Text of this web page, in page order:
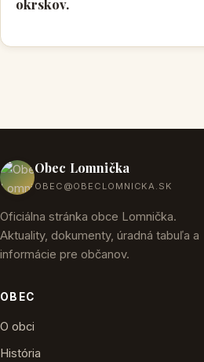
okrskov.
Obec Lomnička
OBEC@OBECLOMNICKA.SK
Oficiálna stránka obce Lomnička.
Aktuality, dokumenty, úradná tabuľa a
informácie pre občanov.
OBEC
O obci
História